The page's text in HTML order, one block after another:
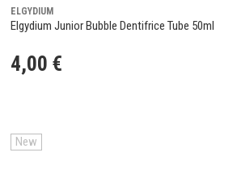
ELGYDIUM
Elgydium Junior Bubble Dentifrice Tube 50ml
4,00 €
New